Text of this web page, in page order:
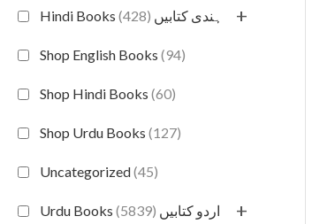
Hindi Books ہندی کتابیں (428) +
Shop English Books (94)
Shop Hindi Books (60)
Shop Urdu Books (127)
Uncategorized(45)
Urdu Books اردو کتابیں (5839) +